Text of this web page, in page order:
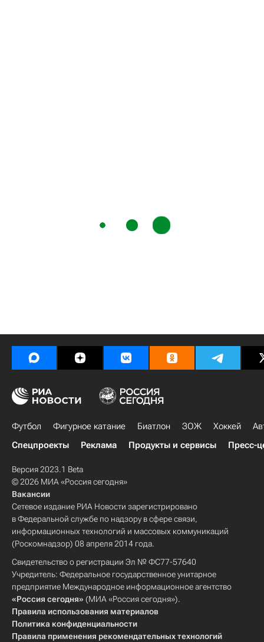
Футбол Фигурное катание Биатлон ЗОЖ Хоккей
Спецпроекты
Реклама Продукты и сервисы Пресс-
Версия 2023.1 Beta
© 2026 МИА «Россия сегодня»
Вакансии
Сетевое издание РИА Новости зарегистрировано
в Федеральной службе по надзору в сфере связи,
информационных технологий и массовых коммуникаций
(Роскомнадзор) 08 апреля 2014 года.
Свидетельство о регистрации Эл № ФС77-57640
Учредитель: Федеральное государственное унитарное
предприятие Международное информационное агентство
«Россия сегодня» (МИА «Россия сегодня»).
Правила использования материалов
Политика конфиденциальности
Правила применения рекомендательных технологий